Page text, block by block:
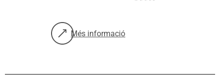
Més informació
sobre: Observatori de Salut i Impacte de